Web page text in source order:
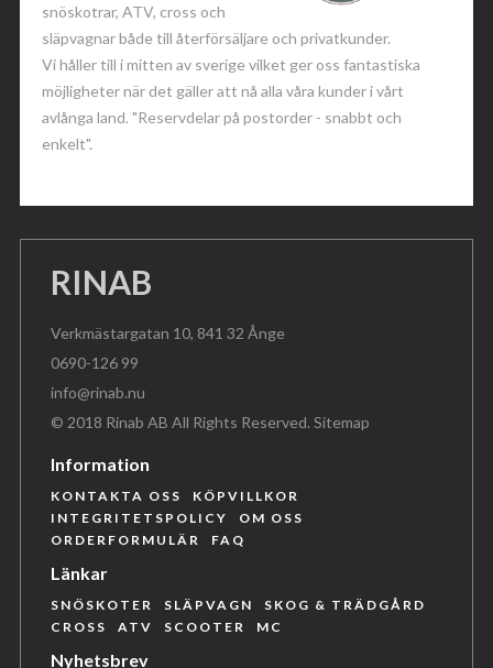
snöskotrar, ATV, cross och
släpvagnar både till återförsäljare och privatkunder.
Vi håller till i mitten av sverige vilket ger oss fantastiska
möjligheter när det gäller att nå alla våra kunder i vårt
avlånga land. "Reservdelar på postorder - snabbt och
enkelt".
RINAB
Verkmästargatan 10, 841 32 Ånge
0690-126 99
info@rinab.nu
© 2018 Rinab AB All Rights Reserved.Sitemap
Information
KONTAKTA OSS
KÖPVILLKOR
INTEGRITETSPOLICY
OM OSS
ORDERFORMULÄR
FAQ
Länkar
SNÖSKOTER SLÄPVAGN
SKOG & TRÄDGÅRD
CROSS
ATV SCOOTER MC
Nyhetsbrev